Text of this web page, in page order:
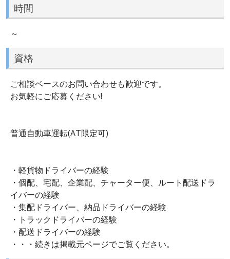
時間
～
資格
ご相談ベースのお問い合わせも歓迎です。
お気軽にご応募ください!
普通自動車運転(AT限定可)
・軽貨物ドライバーの経験
・個配、宅配、企業配、チャーター便、ルート配送ドラ
イバーの経験
・集配ドライバー、納品ドライバーの経験
・トラックドライバーの経験
・配送ドライバーの経験
・・・続きは掲載元ページでご覧ください。